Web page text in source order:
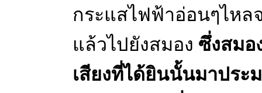
กระแสไฟฟ้าอ่อนๆไหล
แล้วไปยังสมอง ซึ่งสมอ
เสียงที่ได้ยินนั้นมาประ